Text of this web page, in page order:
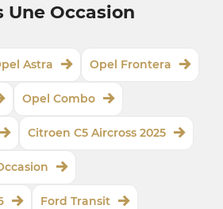
Une Occasion
Astra Opel Frontera
Opel Combo
Citroen C5 Aircross 2025
Ford Transit